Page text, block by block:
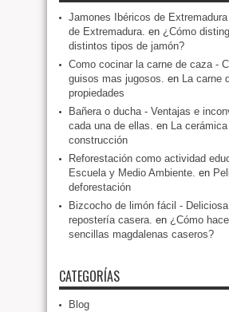
Jamones Ibéricos de
de Extremadura. en ¿Cómo
distintos tipos de jamón?
Como cocinar la carne de caza -
guisos mas jugosos. en La carne
propiedades
Bañera o ducha - Ventajas e
cada una de ellas. en La
construcción
Reforestación como actividad
Escuela y Medio Ambiente. en
deforestación
Bizcocho de limón fácil -
repostería casera. en ¿Cómo
sencillas magdalenas caseros?
CATEGORÍAS
Blog